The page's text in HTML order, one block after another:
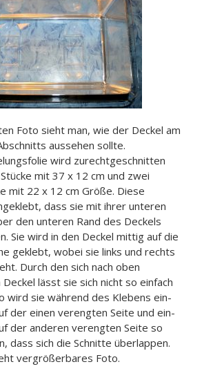
Foto sieht man, wie der Deckel am
aussehen sollte.
wird zurechtgeschnitten
mit 37 x 12 cm und zwei
mit 22 x 12 cm Größe. Diese
dass sie mit ihrer unteren
den unteren Rand des Deckels
Sie wird in den Deckel mittig auf die
geklebt, wobei sie links und rechts
Durch den sich nach oben
lässt sie sich nicht so einfach
wird sie während des Klebens ein-
der einen verengten Seite und ein-
der anderen verengten Seite so
dass sich die Schnitte überlappen.
vergrößerbares Foto.